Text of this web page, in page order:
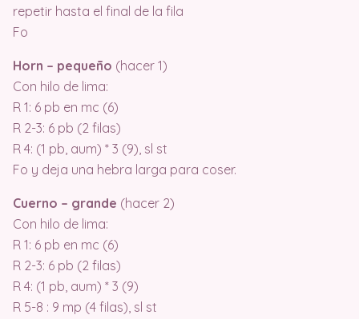
repetir hasta el final de la fila
Fo
Horn – pequeño (hacer 1)
Con hilo de lima:
R 1: 6 pb en mc (6)
R 2-3: 6 pb (2 filas)
R 4: (1 pb, aum) * 3 (9), sl st
Fo y deja una hebra larga para coser.
Cuerno – grande (hacer 2)
Con hilo de lima:
R 1: 6 pb en mc (6)
R 2-3: 6 pb (2 filas)
R 4: (1 pb, aum) * 3 (9)
R 5-8 : 9 mp (4 filas), sl st